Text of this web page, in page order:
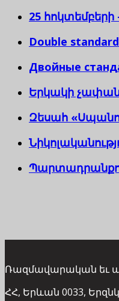
25 հոկտեմբերի
Double
Двойные
Երկակի
Զեսահ
Ռազմավարական եւ
ՀՀ, Երևան 0033,